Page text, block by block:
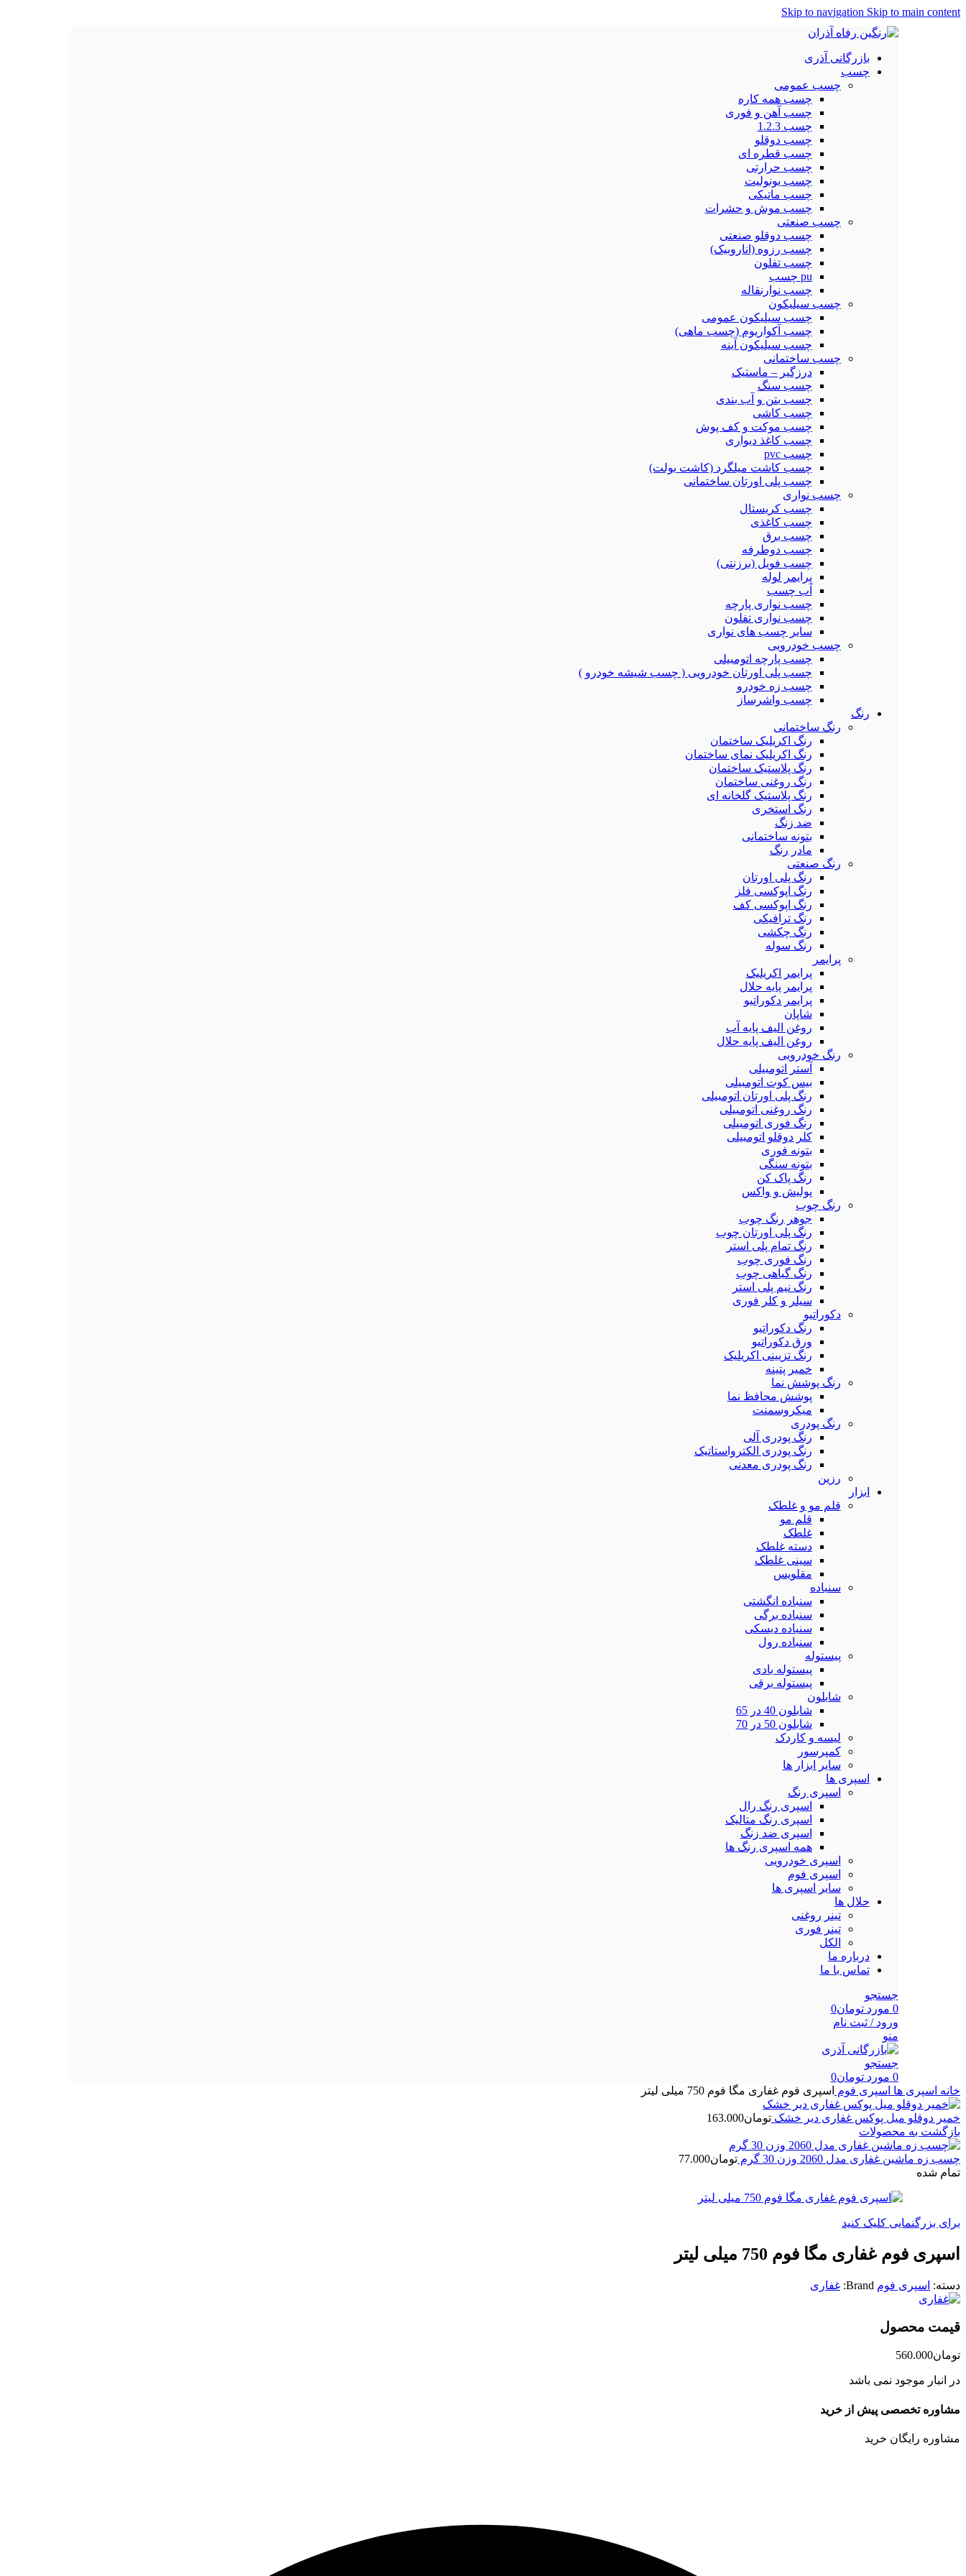
Skip to navigation Skip to main content
بازرگانی آذری
چسب
چسب عمومی
چسب همه کاره
چسب آهن و فوری
چسب 1.2.3
چسب دوقلو
چسب قطره ای
چسب حرارتی
چسب یونولیت
چسب ماتیکی
چسب موش و حشرات
چسب صنعتی
چسب دوقلو صنعتی
چسب رزوه (اناروبیک)
چسب تفلون
pu چسب
چسب نوارنقاله
چسب سیلیکون
چسب سیلیکون عمومی
چسب آکواریوم (چسب ماهی)
چسب سیلیکون آینه
چسب ساختمانی
درزگیر – ماستیک
چسب سنگ
چسب بتن و آب بندی
چسب کاشی
چسب موکت و کف پوش
چسب کاغذ دیواری
چسب pvc
چسب کاشت میلگرد (کاشت بولت)
چسب پلی اورتان ساختمانی
چسب نواری
چسب کریستال
چسب کاغذی
چسب برق
چسب دوطرفه
چسب فویل (برزنتی)
پرایمر لوله
آب چسب
چسب نواری پارچه
چسب نواری تفلون
سایر چسب های نواری
چسب خودرویی
چسب پارچه اتومبیلی
چسب پلی اورتان خودرویی ( چسب شیشه خودرو )
چسب زه خودرو
چسب واشرساز
رنگ
رنگ ساختمانی
رنگ اکریلیک ساختمان
رنگ اکریلیک نمای ساختمان
رنگ پلاستیک ساختمان
رنگ روغنی ساختمان
رنگ پلاستیک گلخانه ای
رنگ استخری
ضد زنگ
بتونه ساختمانی
مادر رنگ
رنگ صنعتی
رنگ پلی اورتان
رنگ اپوکسی فلز
رنگ اپوکسی کف
رنگ ترافیکی
رنگ چکشی
رنگ سوله
پرایمر
پرایمر اکریلیک
پرایمر پایه حلال
پرایمر دکوراتیو
شاپان
روغن الیف پایه آب
روغن الیف پایه حلال
رنگ خودرویی
آستر اتومبیلی
بیس کوت اتومبیلی
رنگ پلی اورتان اتومبیلی
رنگ روغنی اتومبیلی
رنگ فوری اتومبیلی
کلر دوقلو اتومبیلی
بتونه فوری
بتونه سنگی
رنگ پاک کن
پولیش و واکس
رنگ چوب
جوهر رنگ چوب
رنگ پلی اورتان چوب
رنگ تمام پلی استر
رنگ فوری چوب
رنگ گیاهی چوب
رنگ نیم پلی استر
سیلر و کلر فوری
دکوراتیو
رنگ دکوراتیو
ورق دکوراتیو
رنگ تزیینی اکریلیک
خمیر پتینه
رنگ پوشش نما
پوشش محافظ نما
میکروسمنت
رنگ پودری
رنگ پودری آلی
رنگ پودری الکترواستاتیک
رنگ پودری معدنی
رزین
ابزار
قلم مو و غلطک
قلم مو
غلطک
دسته غلطک
سینی غلطک
مقلویس
سنباده
سنباده انگشتی
سنباده برگی
سنباده دیسکی
سنباده رول
پیستوله
پیستوله بادی
پیستوله برقی
شابلون
شابلون 40 در 65
شابلون 50 در 70
لیسه و کاردک
کمپرسور
سایر ابزار ها
اسپری ها
اسپری رنگ
اسپری رنگ رال
اسپری رنگ متالیک
اسپری ضد زنگ
همه اسپری رنگ ها
اسپری خودرویی
اسپری فوم
سایر اسپری ها
حلال ها
تینر روغنی
تینر فوری
الکل
درباره ما
تماس با ما
جستجو
0 مورد تومان0
ورود / ثبت نام
منو
جستجو
0 مورد تومان0
خانه اسپری ها اسپری فوم اسپری فوم غفاری مگا فوم 750 میلی لیتر
خمیر دوقلو میل پوکس غفاری دیر خشک تومان163.000
بازگشت به محصولات
چسب زه ماشین غفاری مدل 2060 وزن 30 گرم تومان77.000
تمام شده
برای بزرگنمایی کلیک کنید
اسپری فوم غفاری مگا فوم 750 میلی لیتر
دسته: اسپری فوم Brand: غفاری
قیمت محصول
تومان560.000
در انبار موجود نمی باشد
مشاوره تخصصی پیش از خرید
مشاوره رایگان خرید